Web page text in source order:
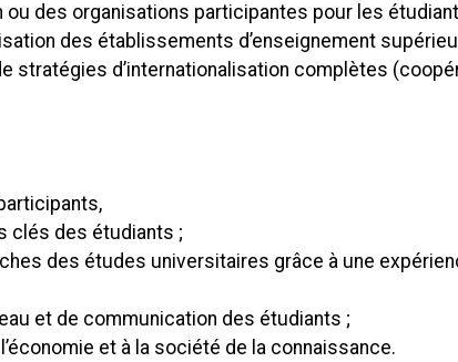
ou des organisations participantes pour les
des établissements d’enseignement
stratégies d’internationalisation complètes
clés des étudiants ;
des études universitaires grâce à une
et de communication des étudiants ;
et à la société de la connaissance.